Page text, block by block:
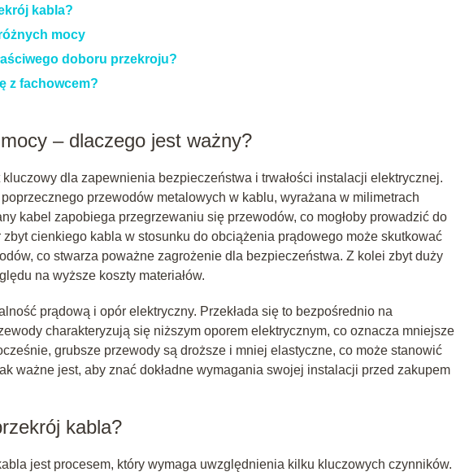
kabla?
mocy
doboru przekroju?
z fachowcem?
– dlaczego jest ważny?
dla zapewnienia bezpieczeństwa i trwałości instalacji elektrycznej.
przewodów metalowych w kablu, wyrażana w milimetrach
kabel zapobiega przegrzewaniu się przewodów, co mogłoby prowadzić do
cienkiego kabla w stosunku do obciążenia prądowego może skutkować
co stwarza poważne zagrożenie dla bezpieczeństwa. Z kolei zbyt duży
na wyższe koszty materiałów.
prądową i opór elektryczny. Przekłada się to bezpośrednio na
charakteryzują się niższym oporem elektrycznym, co oznacza mniejsze
grubsze przewody są droższe i mniej elastyczne, co może stanowić
ważne jest, aby znać dokładne wymagania swojej instalacji przed zakupem
kabla?
jest procesem, który wymaga uwzględnienia kilku kluczowych czynników.